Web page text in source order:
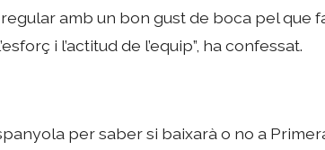
amb un bon gust de boca pel que
i l’actitud de l’equip”, ha confessat.
per saber si baixarà o no a